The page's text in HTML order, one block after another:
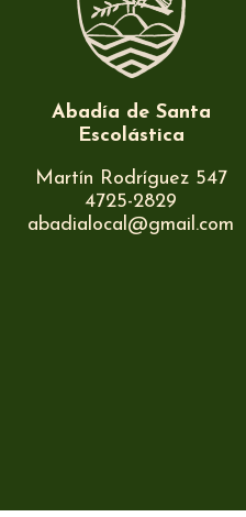
Abadía de Santa
Escolástica
Martín Rodríguez 547
4725-2829
abadialocal@gmail.com